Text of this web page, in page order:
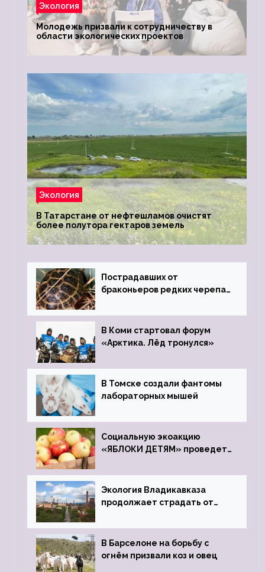
Экология
Молодежь призвали к сотрудничеству в
области экологических проектов
Экология
В Татарстане от нефтешламов очистят
более полутора гектаров земель
Пострадавших от
браконьеров редких черепах
зоопарк
В Коми стартовал форум
«Арктика. Лёд тронулся»
В Томске создали фантомы
лабораторных мышей
Социальную экоакцию
«ЯБЛОКИ ДЕТЯМ» проведет
Экология Владикавказа
продолжает страдать от
В Барселоне на борьбу с
огнём призвали коз и овец